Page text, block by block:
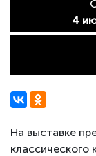
4
На выставке
классического